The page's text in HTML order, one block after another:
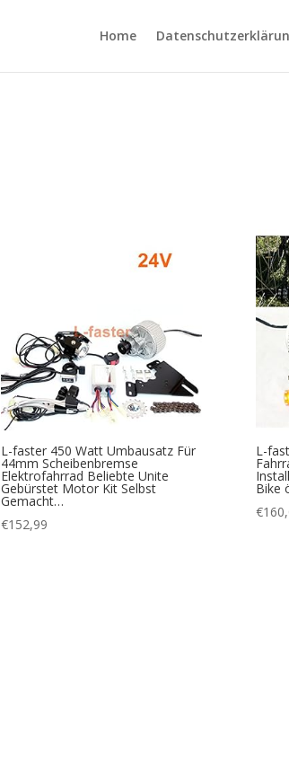
Home
L-faster 450 Watt Umbausatz Für
44mm Scheibenbremse
Elektrofahrrad Beliebte Unite
Gebürstet Motor Kit Selbst
Gemacht…
€152,99
L-
Bike
€